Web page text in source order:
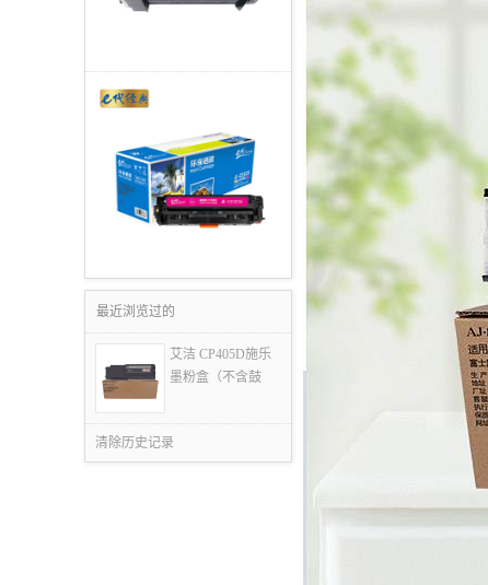
最近浏览过的
艾洁 CP405D施乐
墨粉盒（不含鼓
清除历史记录